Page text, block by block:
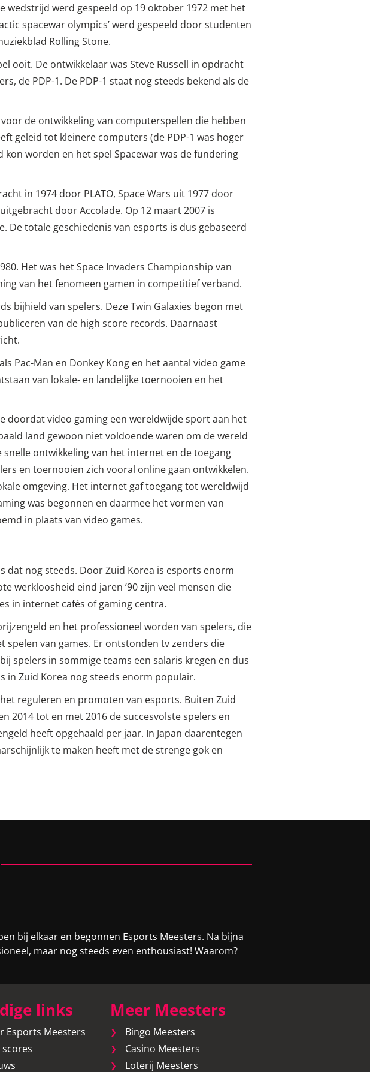
wedstrijd werd gespeeld op 19 oktober 1972 met het
spacewar olympics’ werd gespeeld door studenten
Rolling Stone.
ooit. De ontwikkelaar was Steve Russell in opdracht
de PDP-1. De PDP-1 staat nog steeds bekend als de
de ontwikkeling van computerspellen die hebben
geleid tot kleinere computers (de PDP-1 was hoger
worden en het spel Spacewar was de fundering
in 1974 door PLATO, Space Wars uit 1977 door
door Accolade. Op 12 maart 2007 is
De totale geschiedenis van esports is dus gebaseerd
Het was het Space Invaders Championship van
van het fenomeen gamen in competitief verband.
bijhield van spelers. Deze Twin Galaxies begon met
van de high score records. Daarnaast
Pac-Man en Donkey Kong en het aantal video game
van lokale- en landelijke toernooien en het
doordat video gaming een wereldwijde sport aan het
land gewoon niet voldoende waren om de wereld
ontwikkeling van het internet en de toegang
en toernooien zich vooral online gaan ontwikkelen.
omgeving. Het internet gaf toegang tot wereldwijd
was begonnen en daarmee het vormen van
in plaats van video games.
dat nog steeds. Door Zuid Korea is esports enorm
werkloosheid eind jaren ’90 zijn veel mensen die
in internet cafés of gaming centra.
en het professioneel worden van spelers, die
van games. Er ontstonden tv zenders die
spelers in sommige teams een salaris kregen en dus
in Zuid Korea nog steeds enorm populair.
reguleren en promoten van esports. Buiten Zuid
2014 tot en met 2016 de succesvolste spelers en
heeft opgehaald per jaar. In Japan daarentegen
te maken heeft met de strenge gok en
bij elkaar en begonnen Esports Meesters. Na bijna
maar nog steeds even enthousiast! Waarom?
links
Esports Meesters
scores
Meer Meesters
Bingo Meesters
Casino Meesters
Loterij Meesters